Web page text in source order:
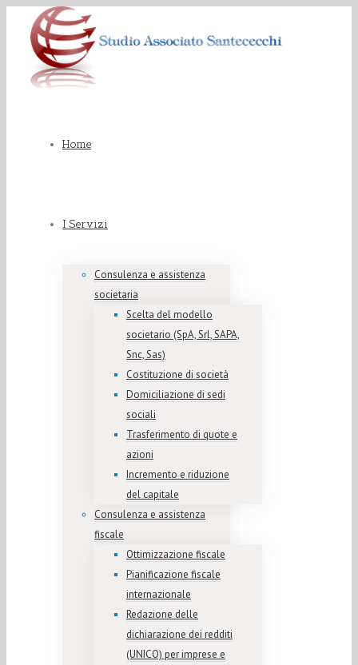
Home
I Servizi
Consulenza e assistenza
societaria
Scelta del modello
societario (SpA, Srl, SAPA,
Snc, Sas)
Costituzione di società
Domiciliazione di sedi
sociali
Trasferimento di quote e
azioni
Incremento e riduzione
del capitale
Consulenza e assistenza
fiscale
Ottimizzazione fiscale
Pianificazione fiscale
internazionale
Redazione delle
dichiarazione dei redditi
(UNICO) per imprese e